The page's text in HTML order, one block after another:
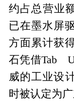
约占总营业
已在墨水屏
方面累计获
石凭借Tab
威的工业设
时被认定为